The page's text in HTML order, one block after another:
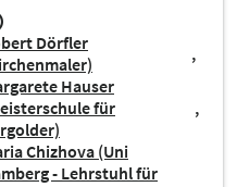
Dörfler
Hauser
für
Chizhova (Uni
- Lehrstuhl für